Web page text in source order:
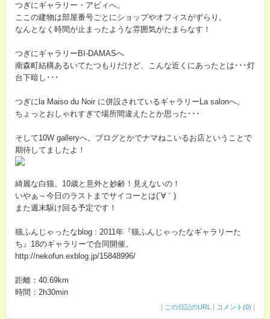
つぎにギャラリー・アビィへ。
ここの建物は部屋番号ごとにショップやオフィスがずらり。
なんとなく時間が止まったような雰囲気がたまらなす！
つぎにギャラリーBI-DAMASへ
南森町結構あるいてたつもりだけど、こんな近くにあったとは･･･灯
台下暗し･･･
つぎにla Maiso du Noir に併設されているギャラリーLa salonへ。
ちょっとおしゃれすぎで場所間違えたとか思った･･･
そして10W galleryへ。ブログとかでナマねこいるお店ということで
期待してましたよ！
綺麗な白猫。10歳と意外と妙齢！見えないの！
いやぁ～今日のラストまでサイコーとは(´∀｀)
また週末駆け回る予定です！
猫ふんじゃったなblog : 2011年『猫ふんじゃったなギャラリーた
ち』18のギャラリーで合同開催。
http://nekofun.exblog.jp/15848996/
距離：40.69km
時間：2h30min
| この日記のURL | コメント(0) |